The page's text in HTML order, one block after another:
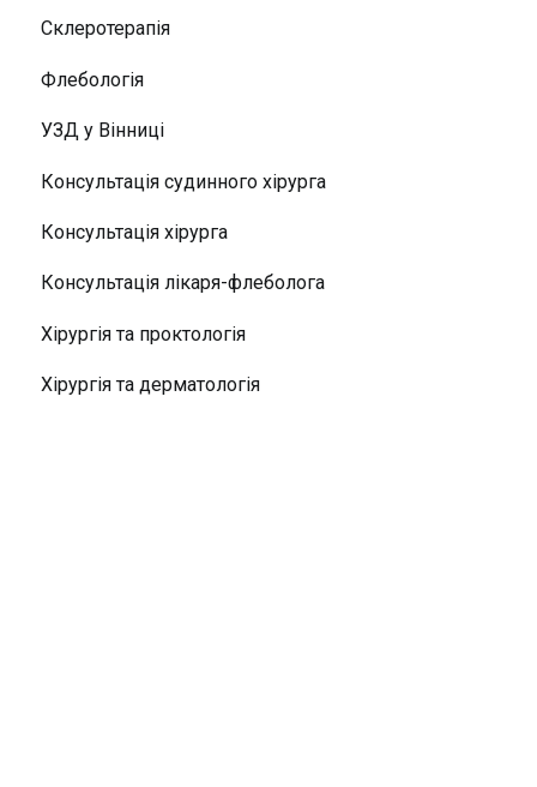
Склеротерапія
Флебологія
УЗД у Вінниці
Консультація судинного хірурга
Консультація хірурга
Консультація лікаря-флеболога
Хірургія та проктологія
Хірургія та дерматологія